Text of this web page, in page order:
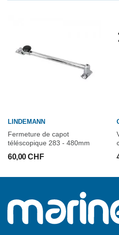
LINDEMANN
Fermeture de capot
téléscopique 283 - 480mm
60,00 CHF